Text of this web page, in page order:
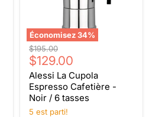
Économisez34%
Alessi
La
Cupola
Espresso
Cafetière
Noir
Prix
d'origine
$195.00
Prix
actuel
$129.00
Alessi La Cupola
Espresso Cafetière -
Noir / 6 tasses
5 est parti!